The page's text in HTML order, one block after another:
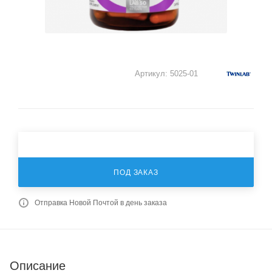
Артикул: 5025-01
ПОД ЗАКАЗ
Отправка Новой Почтой в день заказа
Описание